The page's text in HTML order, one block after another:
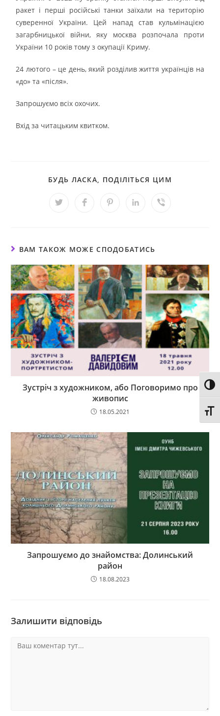
ракет і перші російські танки заїхали на територію
суверенної України. Цей напад став кульмінацією
загарбницької війни, яку москва розпочала проти
України 10 років тому з окупації Криму.
24 лютого – це день, який розділив життя українців на
«до» та «після».
Запрошуємо всіх охочих.
Вхід за читацьким квитком.
БУДЬ ЛАСКА, ПОДІЛІТЬСЯ ЦИМ
ВАМ ТАКОЖ МОЖЕ СПОДОБАТИСЬ
Зустріч з художником, або Поговоримо про
живопис
18.05.2021
Запрошуємо до знайомства: Долинський
район
18.08.2023
Залишити відповідь